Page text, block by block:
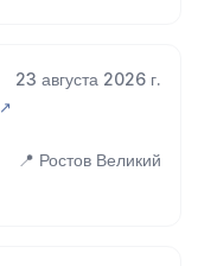
23 августа 2026 г.
📍 Ростов Великий